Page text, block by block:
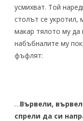
усмихват. Той
столът се укротил,
макар тялото му да
набъбналите му
фъфлят:
…Вървели,
спрели да си